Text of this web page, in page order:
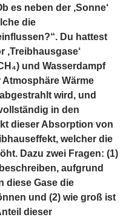
es neben der ‚Sonne‘
die
Du hattest
und Wasserdampf
Atmosphäre Wärme
wird, und
in den
dieser Absorption von
welcher die
Dazu zwei Fragen: (1)
aufgrund
diese Gase die
und (2) wie groß ist
dieser